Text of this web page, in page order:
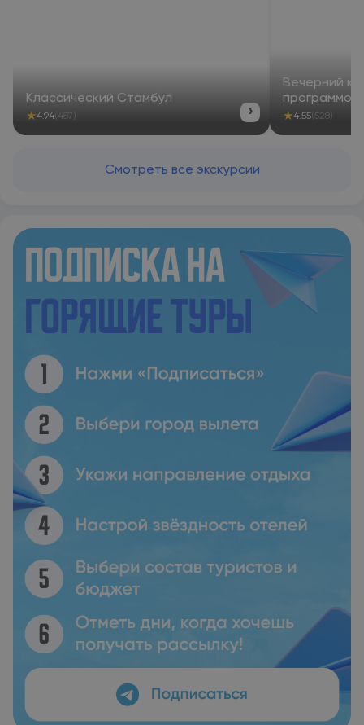
Классический Стамбул
★4.94 (487) ›
Вечерний
программой
★4.55 (528)
Смотреть все экскурсии